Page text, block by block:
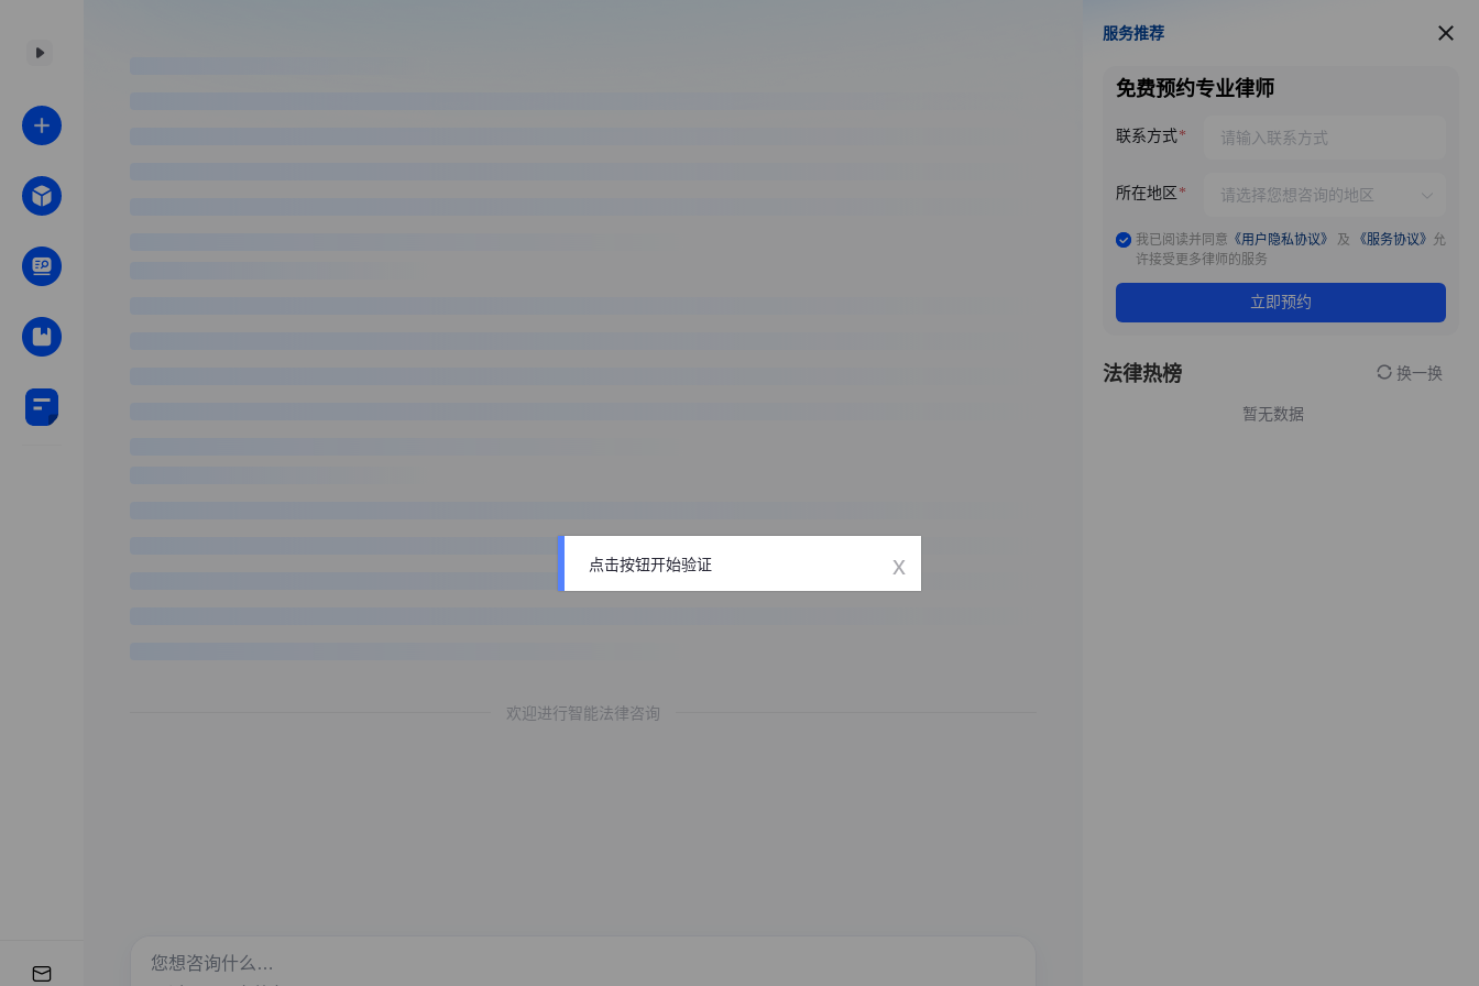
欢迎进行智能法律咨询
服务推荐
服务推荐
免费预约专业律师
联系方式
所在地区
我已阅读并同意 《用户隐私协议》 及 《服务协议》 允
许接受更多律师的服务
立即预约
法律热榜 换一换
暂无数据
点击按钮开始验证 x